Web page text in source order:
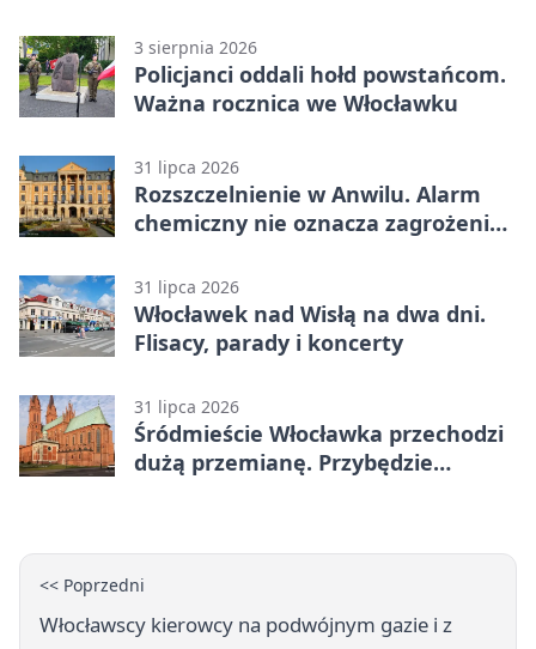
3 sierpnia 2026
Policjanci oddali hołd powstańcom.
Ważna rocznica we Włocławku
31 lipca 2026
Rozszczelnienie w Anwilu. Alarm
chemiczny nie oznacza zagrożenia
31 lipca 2026
Włocławek nad Wisłą na dwa dni.
Flisacy, parady i koncerty
31 lipca 2026
Śródmieście Włocławka przechodzi
dużą przemianę. Przybędzie
<< Poprzedni
Włocławscy kierowcy na podwójnym gazie i z